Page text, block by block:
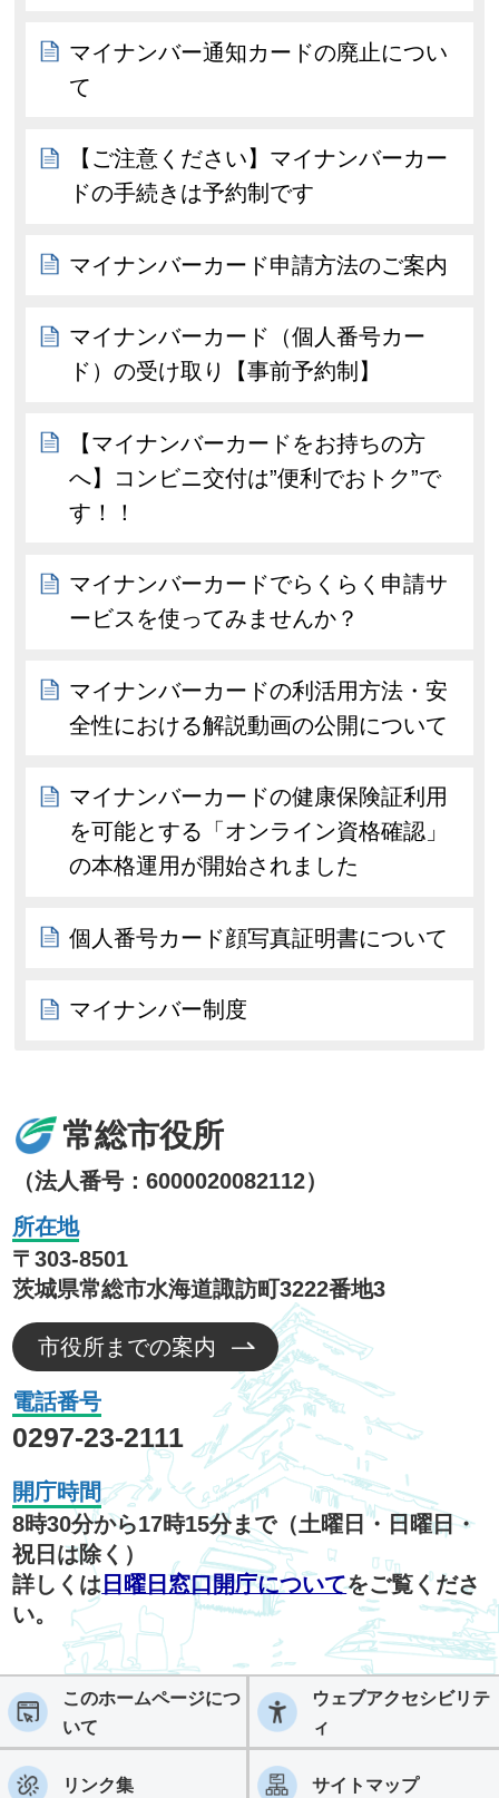
マイナンバー通知カードの廃止につい
て
【ご注意ください】マイナンバーカー
ドの手続きは予約制です
マイナンバーカード申請方法のご案内
マイナンバーカード（個人番号カー
ド）の受け取り【事前予約制】
【マイナンバーカードをお持ちの方
へ】コンビニ交付は”便利でおトク”で
す！！
マイナンバーカードでらくらく申請サ
ービスを使ってみませんか？
マイナンバーカードの利活用方法・安
全性における解説動画の公開について
マイナンバーカードの健康保険証利用
を可能とする「オンライン資格確認」
の本格運用が開始されました
個人番号カード顔写真証明書について
マイナンバー制度
常総市役所
（法人番号：6000020082112）
所在地
〒303-8501
茨城県常総市水海道諏訪町3222番地3
市役所までの案内
電話番号
0297-23-2111
開庁時間
8時30分から17時15分まで（土曜日・日曜日・
祝日は除く）
詳しくは 日曜日窓口開庁についてをご覧くださ
い。
このホームページにつ
いて
ウェブアクセシビリテ
ィ
リンク集 サイトマップ